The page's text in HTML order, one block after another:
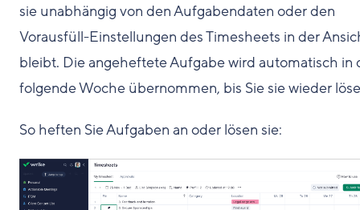
sie unabhängig von den Aufgabendaten oder den
Vorausfüll-Einstellungen des Timesheets in der
bleibt. Die angeheftete Aufgabe wird automatisch in
folgende Woche übernommen, bis Sie sie wieder
So heften Sie Aufgaben an oder lösen sie: